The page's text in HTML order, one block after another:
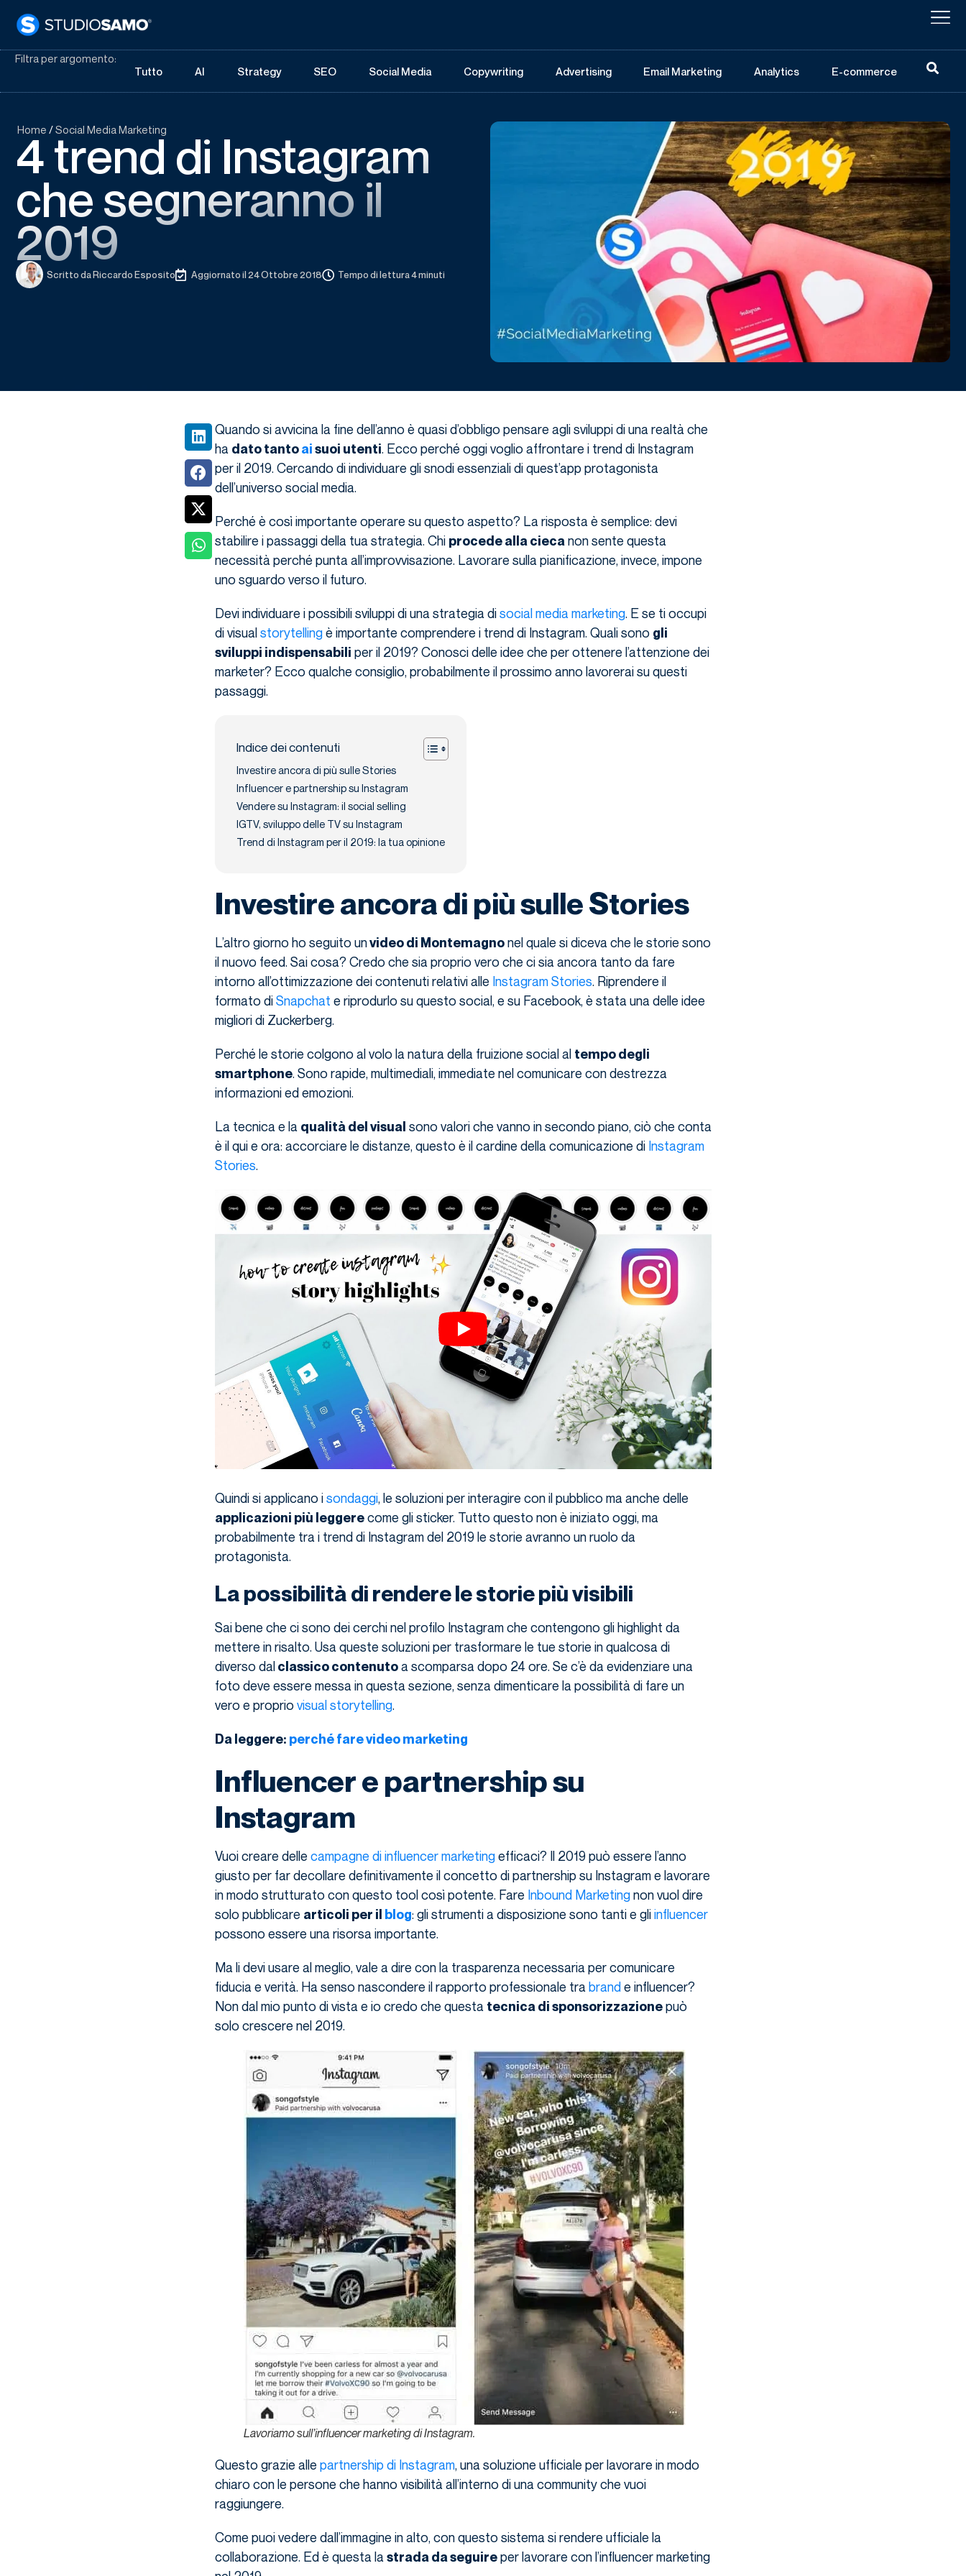
Filtra per argomento:
Tutto
AI Strategy SEO Social Media Copywriting Advertising Email Marketing Analytics E-commerce
Home /Social Media Marketing
4 trend di Instagram
che segneranno il
2019
Scritto daRiccardo Esposito Aggiornato il 24 Ottobre 2018 Tempo di lettura 4 minuti
Quando si avvicina la fine dell’anno è quasi d’obbligo pensare agli sviluppi di una realtà che
ha dato tantoaisuoi utenti. Ecco perché oggi voglio affrontare i trend di Instagram
per il 2019. Cercando di individuare gli snodi essenziali di quest’app protagonista
dell’universo social media.
Perché è così importante operare su questo aspetto? La risposta è semplice: devi
stabilire i passaggi della tua strategia. Chi procede alla cieca non sente questa
necessità perché punta all’improvvisazione. Lavorare sulla pianificazione, invece, impone
uno sguardo verso il futuro.
Devi individuare i possibili sviluppi di una strategia disocial media marketing. E se ti occupi
di visualstorytellingè importante comprendere i trend di Instagram. Quali sono gli
sviluppi indispensabili per il 2019? Conosci delle idee che per ottenere l’attenzione dei
marketer? Ecco qualche consiglio, probabilmente il prossimo anno lavorerai su questi
passaggi.
Indice dei contenuti
Investire ancora di più sulle Stories
Influencer e partnership su Instagram
Vendere su Instagram: il social selling
IGTV, sviluppo delle TV su Instagram
Trend di Instagram per il 2019: la tua opinione
Investire ancora di più sulle Stories
L’altro giorno ho seguito unvideo di Montemagnonel quale si diceva che le storie sono
il nuovo feed. Sai cosa? Credo che sia proprio vero che ci sia ancora tanto da fare
intorno all’ottimizzazione dei contenuti relativi alle Instagram Stories. Riprendere il
formato diSnapchat e riprodurlo su questo social, e su Facebook, è stata una delle idee
migliori di Zuckerberg.
Perché le storie colgono al volo la natura della fruizione social al tempo degli
smartphone. Sono rapide, multimediali, immediate nel comunicare con destrezza
informazioni ed emozioni.
La tecnica e la qualità del visual sono valori che vanno in secondo piano, ciò che conta
è il qui e ora: accorciare le distanze, questo è il cardine della comunicazione di Instagram
Stories.
Quindi si applicano isondaggi, le soluzioni per interagire con il pubblico ma anche delle
applicazioni più leggerecome gli sticker. Tutto questo non è iniziato oggi, ma
probabilmente tra i trend di Instagram del 2019 le storie avranno un ruolo da
protagonista.
La possibilità di rendere le storie più visibili
Sai bene che ci sono dei cerchi nel profilo Instagram che contengono gli highlight da
mettere in risalto. Usa queste soluzioni per trasformare le tue storie in qualcosa di
diverso dalclassico contenutoa scomparsa dopo 24 ore. Se c’è da evidenziare una
foto deve essere messa in questa sezione, senza dimenticare la possibilità di fare un
vero e proprio visual storytelling.
Da leggere: perché fare video marketing
Influencer e partnership su
Instagram
Vuoi creare delle campagne di influencer marketingefficaci? Il 2019 può essere l’anno
giusto per far decollare definitivamente il concetto di partnership su Instagram e lavorare
in modo strutturato con questo tool così potente. Fare Inbound Marketingnon vuol dire
solo pubblicare articoli per il blog: gli strumenti a disposizione sono tanti e gliinfluencer
possono essere una risorsa importante.
Ma li devi usare al meglio, vale a dire con la trasparenza necessaria per comunicare
fiducia e verità. Ha senso nascondere il rapporto professionale tra brande influencer?
Non dal mio punto di vista e io credo che questa tecnica di sponsorizzazionepuò
solo crescere nel 2019.
Lavoriamo sull’influencer marketing di Instagram.
Questo grazie alle partnership di Instagram, una soluzione ufficiale per lavorare in modo
chiaro con le persone che hanno visibilità all’interno di una community che vuoi
raggiungere.
Come puoi vedere dall’immagine in alto, con questo sistema si rendere ufficiale la
collaborazione. Ed è questa la strada da seguireper lavorare con l’influencer marketing